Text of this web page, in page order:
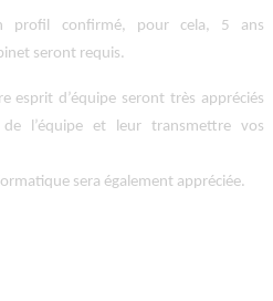
profil confirmé, pour cela, 5 ans
seront requis.
esprit d’équipe seront très appréciés
l’équipe et leur transmettre vos
sera également appréciée.